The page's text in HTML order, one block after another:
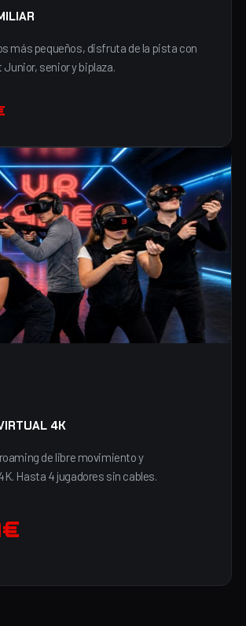
más pequeños, disfruta de la pista con
senior y biplaza.
4K
de libre movimiento y
Hasta 4 jugadores sin cables.